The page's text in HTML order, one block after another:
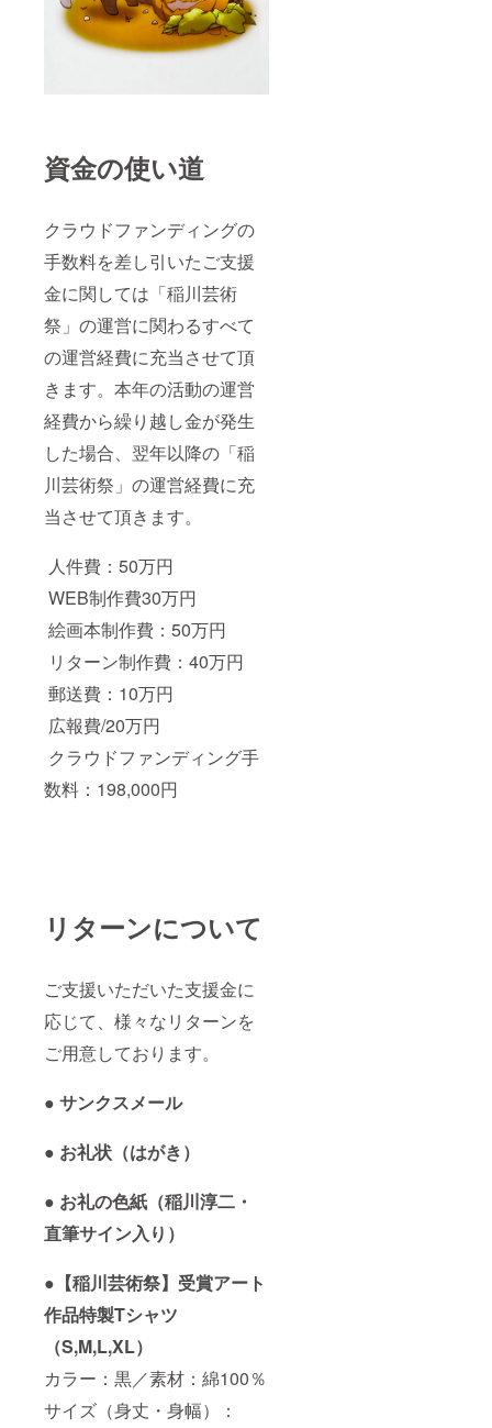
資金の使い道
クラウドファンディングの
手数料を差し引いたご支援
金に関しては「稲川芸術
祭」の運営に関わるすべて
の運営経費に充当させて頂
きます。本年の活動の運営
経費から繰り越し金が発生
した場合、翌年以降の「稲
川芸術祭」の運営経費に充
当させて頂きます。
人件費：50万円
WEB制作費30万円
絵画本制作費：50万円
リターン制作費：40万円
郵送費：10万円
広報費/20万円
クラウドファンディング手
数料：198,000円
リターンについて
ご支援いただいた支援金に
応じて、様々なリターンを
ご用意しております。
● サンクスメール
● お礼状（はがき）
● お礼の色紙（稲川淳二・
直筆サイン入り）
●【稲川芸術祭】受賞アート
作品特製Tシャツ
（S,M,L,XL）
カラー：黒／素材：綿100％
サイズ（身丈・身幅）：